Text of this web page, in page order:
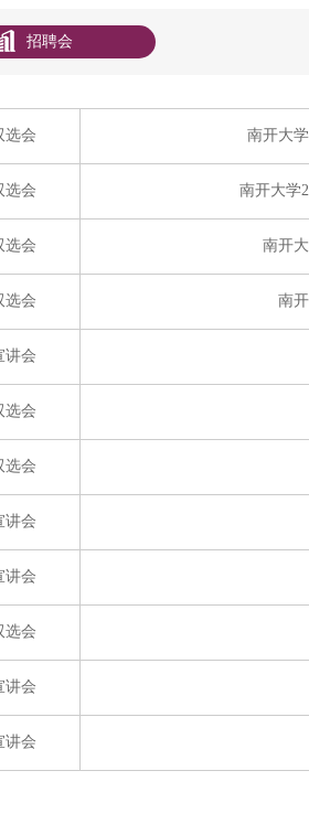
招聘会
选会 南开大
选会 南开大学
选会 南开
选会 南
讲会
选会
选会
讲会
讲会
选会
讲会
讲会